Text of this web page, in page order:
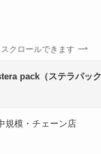
スクロールできます
pack（ステラパッ
規模・チェーン店